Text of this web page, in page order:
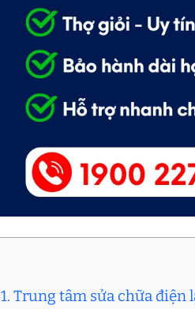
1. Trung tâm sửa chữa